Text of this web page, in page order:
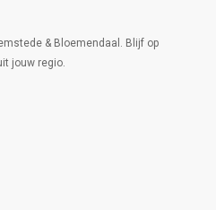
& Bloemendaal. Blijf op
jouw regio.